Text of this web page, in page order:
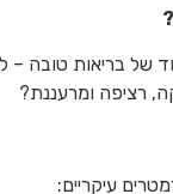
של בריאות טובה
רציפה ומרעננת?
עיקריים: